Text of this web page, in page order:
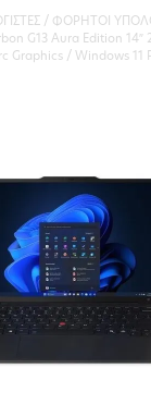
/ ΦΟΡΗΤΟΙ
G13 Aura Edition 14″
Graphics / Windows 11